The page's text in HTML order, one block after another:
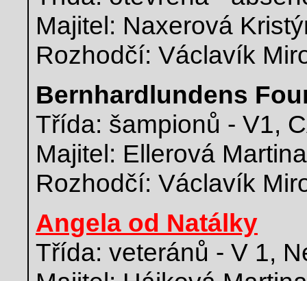
Majitel: Naxerová
Rozhodčí: Václavík
Bernhardlundens
Třída: šampionů - V1,
Majitel: Ellerová
Rozhodčí: Václavík
Angela od Natálky
Třída: veteránů - V 1,